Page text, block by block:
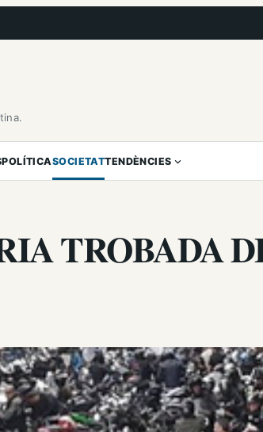
POLÍTICASOCIETATTENDÈNCIES
TROBADA